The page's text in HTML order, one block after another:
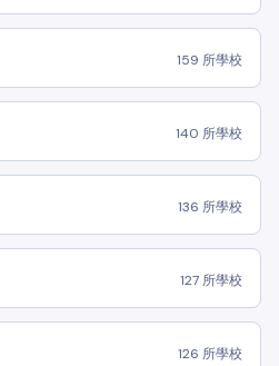
159 所學校
140 所學校
136 所學校
127 所學校
126 所學校